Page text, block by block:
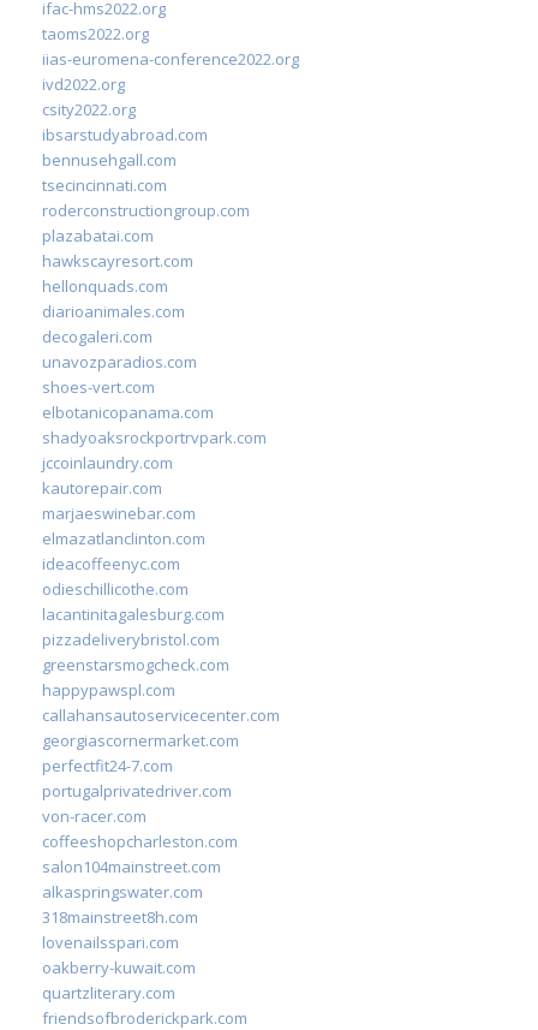
ifac-hms2022.org
taoms2022.org
iias-euromena-conference2022.org
ivd2022.org
csity2022.org
ibsarstudyabroad.com
bennusehgall.com
tsecincinnati.com
roderconstructiongroup.com
plazabatai.com
hawkscayresort.com
hellonquads.com
diarioanimales.com
decogaleri.com
unavozparadios.com
shoes-vert.com
elbotanicopanama.com
shadyoaksrockportrvpark.com
jccoinlaundry.com
kautorepair.com
marjaeswinebar.com
elmazatlanclinton.com
ideacoffeenyc.com
odieschillicothe.com
lacantinitagalesburg.com
pizzadeliverybristol.com
greenstarsmogcheck.com
happypawspl.com
callahansautoservicecenter.com
georgiascornermarket.com
perfectfit24-7.com
portugalprivatedriver.com
von-racer.com
coffeeshopcharleston.com
salon104mainstreet.com
alkaspringswater.com
318mainstreet8h.com
lovenailsspari.com
oakberry-kuwait.com
quartzliterary.com
friendsofbroderickpark.com